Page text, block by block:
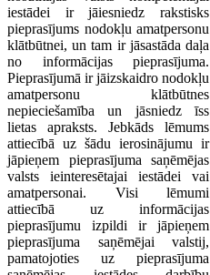
iestādei ir jāiesniedz rakstisks
pieprasījums nodokļu amatpersonu
klātbūtnei, un tam ir jāsastāda daļa
no informācijas pieprasījuma.
Pieprasījumā ir jāizskaidro nodokļu
amatpersonu klātbūtnes
nepieciešamība un jāsniedz īss
lietas apraksts. Jebkāds lēmums
attiecībā uz šādu ierosinājumu ir
jāpieņem pieprasījuma saņēmējas
valsts ieinteresētajai iestādei vai
amatpersonai. Visi lēmumi
attiecībā uz informācijas
pieprasījumu izpildi ir jāpieņem
pieprasījuma saņēmējai valstij,
pamatojoties uz pieprasījuma